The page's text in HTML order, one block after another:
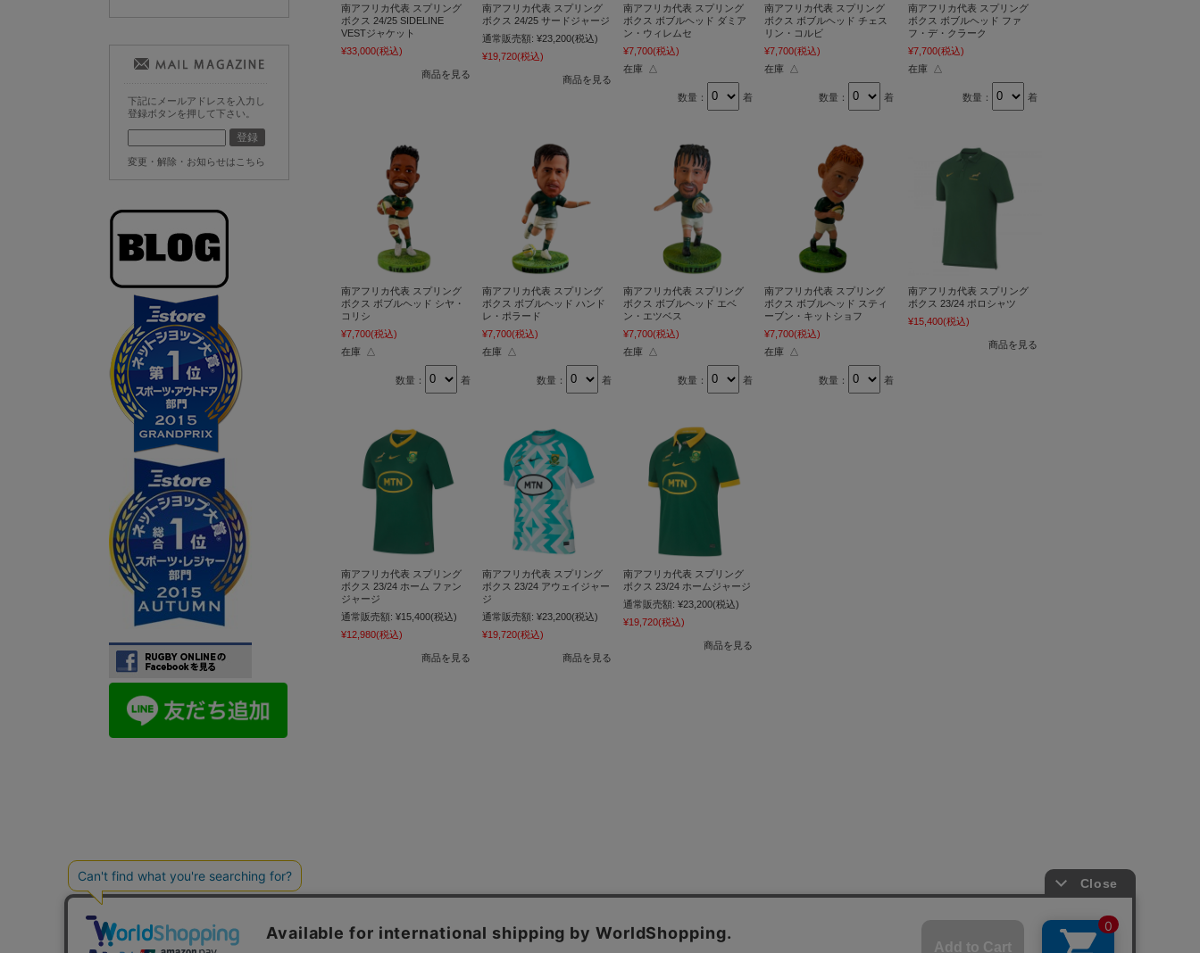
南アフリカ代表 スプリング
ボクス 24/25 SIDELINE
VESTジャケット
¥33,000(税込)
商品を見る
南アフリカ代表 スプリング
ボクス 24/25 サードジャージ
通常販売額: ¥23,200(税込)
¥19,720(税込)
商品を見る
南アフリカ代表 スプリング
ボクス ボブルヘッド ダミア
ン・ウィレムセ
¥7,700(税込)
在庫 △
数量： 着
南アフリカ代表 スプリング
ボクス ボブルヘッド チェス
リン・コルビ
¥7,700(税込)
在庫 △
数量： 着
南アフリカ代表 スプリング
ボクス ボブルヘッド ファ
フ・デ・クラーク
¥7,700(税込)
在庫 △
数量： 着
南アフリカ代表 スプリング
ボクス ボブルヘッド シヤ・
コリシ
¥7,700(税込)
在庫 △
数量： 着
南アフリカ代表 スプリング
ボクス ボブルヘッド ハンド
レ・ポラード
¥7,700(税込)
在庫 △
数量： 着
南アフリカ代表 スプリング
ボクス ボブルヘッド エベ
ン・エツベス
¥7,700(税込)
在庫 △
数量： 着
南アフリカ代表 スプリング
ボクス ボブルヘッド スティ
ーブン・キットショフ
¥7,700(税込)
在庫 △
数量： 着
南アフリカ代表 スプリング
ボクス 23/24 ポロシャツ
¥15,400(税込)
商品を見る
南アフリカ代表 スプリング
ボクス 23/24 ホーム ファン
ジャージ
通常販売額: ¥15,400(税込)
¥12,980(税込)
商品を見る
南アフリカ代表 スプリング
ボクス 23/24 アウェイジャー
ジ
通常販売額: ¥23,200(税込)
¥19,720(税込)
商品を見る
南アフリカ代表 スプリング
ボクス 23/24 ホームジャージ
通常販売額: ¥23,200(税込)
¥19,720(税込)
商品を見る
下記にメールアドレスを入力し
登録ボタンを押して下さい。
変更・解除・お知らせはこちら